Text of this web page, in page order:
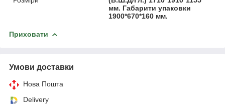
мм. Габарити упаковки
1900*670*160 мм.
Приховати
Умови доставки
Нова Пошта
Delivery